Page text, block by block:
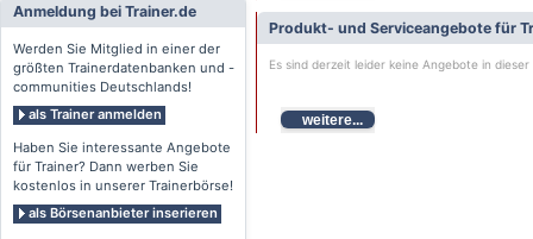
Anmeldung bei Trainer.de
Werden Sie Mitglied in einer der
größten Trainerdatenbanken und -
communities Deutschlands!
als Trainer anmelden
Haben Sie interessante Angebote
für Trainer? Dann werben Sie
kostenlos in unserer Trainerbörse!
als Börsenanbieter inserieren
Produkt- und Serviceangebote für
Es sind derzeit leider keine Angebote in
weitere...